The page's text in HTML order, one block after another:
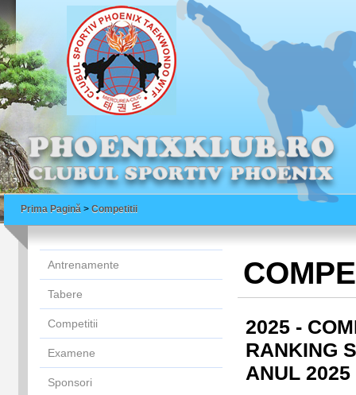
Prima Pagină > Competitii
Antrenamente
Tabere
Competitii
Examene
Sponsori
2025 -
RANKING
ANUL